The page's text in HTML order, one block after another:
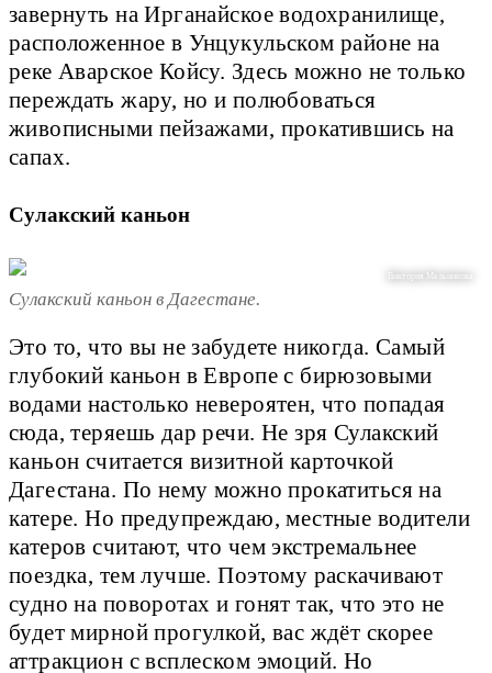
завернуть на Ирганайское водохранилище,
расположенное в Унцукульском районе на
реке Аварское Койсу. Здесь можно не только
переждать жару, но и полюбоваться
живописными пейзажами, прокатившись на
сапах.
Сулакский каньон
Виктория Мельникова
Сулакский каньон в Дагестане.
Это то, что вы не забудете никогда. Самый
глубокий каньон в Европе с бирюзовыми
водами настолько невероятен, что попадая
сюда, теряешь дар речи. Не зря Сулакский
каньон считается визитной карточкой
Дагестана. По нему можно прокатиться на
катере. Но предупреждаю, местные водители
катеров считают, что чем экстремальнее
поездка, тем лучше. Поэтому раскачивают
судно на поворотах и гонят так, что это не
будет мирной прогулкой, вас ждёт скорее
аттракцион с всплеском эмоций. Но